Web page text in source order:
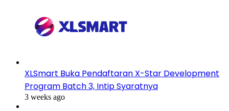
XLSmart Buka Pendaftaran X-Star Development
Program Batch 3, Intip Syaratnya
3 weeks ago